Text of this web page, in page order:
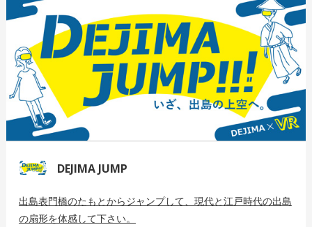
DEJIMA JUMP
出島表門橋のたもとからジャンプして、現代と江戸時代の出島
の扇形を体感して下さい。